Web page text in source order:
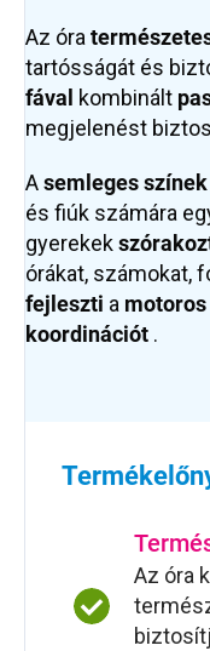
Az óra
tartósságát és
fával kombinált
megjelenést
Asemleges színek
és fiúk számára
gyerekek
órákat, számokat,
fejleszti a
koordinációt .
Az óra